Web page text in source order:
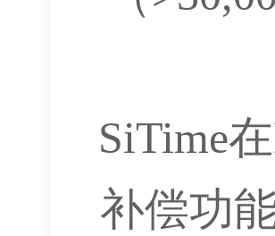
SiTime
补偿功